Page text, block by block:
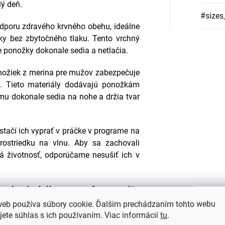
používa súbory cookie. Ďalším prechádzaním tohto webu
súhlas s ich používaním. Viac informácií tu.
deň.
zdravého krvného obehu, ideálne
bez zbytočného tlaku. Tento vrchný
dokonale sedia a netlačia.
z merina pre mužov zabezpečuje
. Tieto materiály dodávajú ponožkám
dokonale sedia na nohe a držia tvar
ich vyprať v práčke v programe na
na vlnu. Aby sa zachovali
životnosť, odporúčame nesušiť ich v
hodvábu pre mužova zažite
Vaše nohy si zaslúžia to